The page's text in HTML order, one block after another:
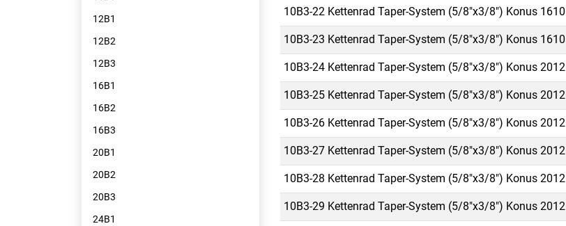
12B1
12B2
12B3
16B1
16B2
16B3
20B1
20B2
20B3
24B1
10B3-22 Kettenrad Taper-System (5/8"x3/8") Konus 1610
10B3-23 Kettenrad Taper-System (5/8"x3/8") Konus 1610
10B3-24 Kettenrad Taper-System (5/8"x3/8") Konus 2012
10B3-25 Kettenrad Taper-System (5/8"x3/8") Konus 2012
10B3-26 Kettenrad Taper-System (5/8"x3/8") Konus 2012
10B3-27 Kettenrad Taper-System (5/8"x3/8") Konus 2012
10B3-28 Kettenrad Taper-System (5/8"x3/8") Konus 2012
10B3-29 Kettenrad Taper-System (5/8"x3/8") Konus 2012